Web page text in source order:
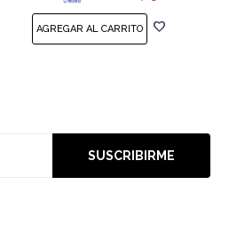
SUSCRIBIRME